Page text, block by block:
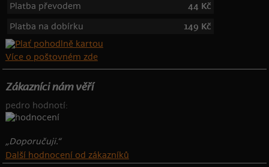
Platba převodem
44 Kč
Platba na dobírku
149 Kč
Více o poštovném zde
Zákazníci nám věří
pedro hodnotí:
„Doporučuji.“
Další hodnocení od zákazníků